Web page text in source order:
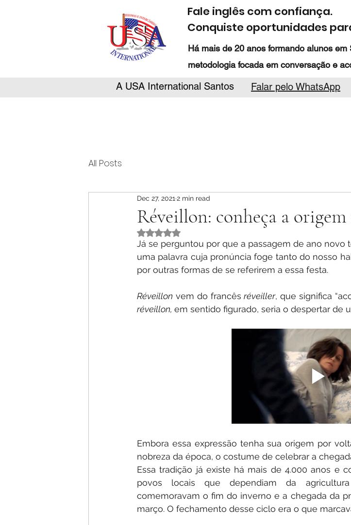
Fale inglês com confiança.
Conquiste oportunidades
Há mais de 20 anos formando alunos
metodologia focada em conversação e
A USA International Santos Falar pelo WhatsApp
All Posts
Réveillon: conheça a
Dec 27, 2021 2 min read
Rated NaN out of 5 stars.
Já se perguntou por que a passagem de ano novo
uma palavra cuja pronúncia foge tanto do nosso
por outras formas de se referirem a essa festa.
Réveillon vem do francês réveiller
réveillon, em sentido figurado, seria o despertar de
Embora essa expressão tenha sua origem por
Essa tradição já existe há mais de 4.000 anos e
povos locais que dependiam da
comemoravam o fim do inverno e a chegada da
março. O fechamento desse ciclo era o que